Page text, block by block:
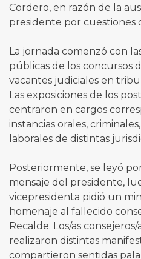
Cordero, en razón de la
presidente por cuestiones
La jornada comenzó con
públicas de los concursos
vacantes judiciales en
Las exposiciones de los
centraron en cargos
instancias orales,
laborales de distintas
Posteriormente, se leyó
mensaje del presidente,
vicepresidenta pidió un
homenaje al fallecido
Recalde. Los/as
realizaron distintas
compartieron sentidas